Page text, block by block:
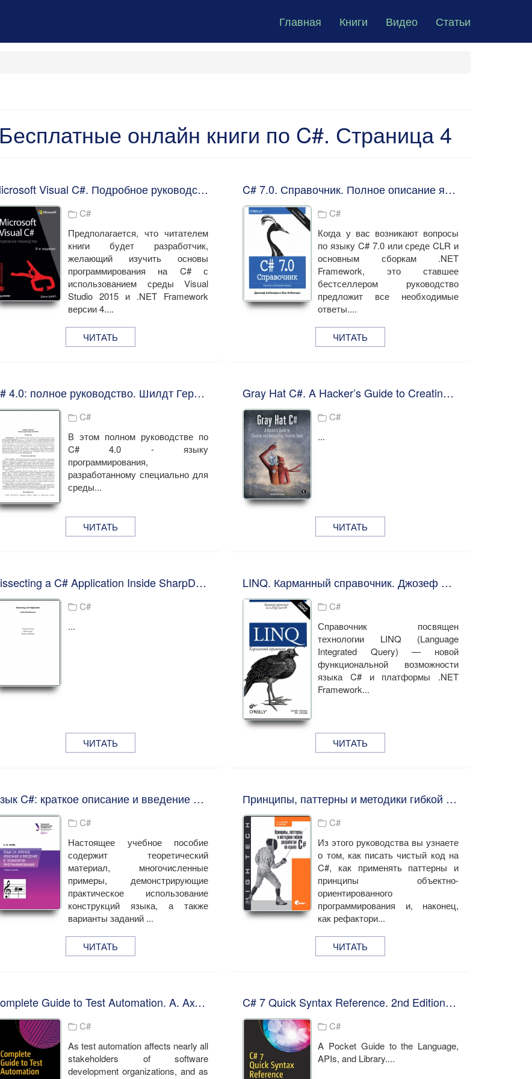
Главная Книги Видео Статьи
Бесплатные онлайн книги по C#. Страница 4
Microsoft Visual C#. Подробное руководство. Джон Шарп
C#
Предполагается, что читателем
книги будет разработчик,
желающий изучить основы
программирования на C# с
использованием среды Visual
Studio 2015 и .NET Framework
версии 4....
ЧИТАТЬ
C# 7.0. Справочник. Полное описание языка. Албахари Бен , Албахари Джозеф
C#
Когда у вас возникают вопросы
по языку C# 7.0 или среде CLR и
основным сборкам .NET
Framework, это ставшее
бестселлером руководство
предложит все необходимые
ответы....
ЧИТАТЬ
C# 4.0: полное руководство. Шилдт Герберт
C#
В этом полном руководстве по
C# 4.0 - языку
программирования,
разработанному специально для
среды...
ЧИТАТЬ
Gray Hat C#. A Hacker’s Guide to Creating and Automating Security Tools. B. Perry
C#
...
ЧИТАТЬ
Dissecting a C# Application Inside SharpDevelop. Christian Holm
C#
...
ЧИТАТЬ
LINQ. Карманный справочник. Джозеф Албахари, Бен Албахари
C#
Справочник посвящен
технологии LINQ (Language
Integrated Query) — новой
функциональной возможности
языка C# и платформы .NET
Framework...
ЧИТАТЬ
Язык C#: краткое описание и введение в технологии программирования. О. Котов
C#
Настоящее учебное пособие
содержит теоретический
материал, многочисленные
примеры, демонстрирующие
практическое использование
конструкций языка, а также
варианты заданий ...
ЧИТАТЬ
Принципы, паттерны и методики гибкой разработки на языке C#. Роберт Мартин
C#
Из этого руководства вы узнаете
о том, как писать чистый код на
C#, как применять паттерны и
принципы объектно-
ориентированного
программирования и, наконец,
как рефактори...
ЧИТАТЬ
Complete Guide to Test Automation. A. Axelrod
C#
As test automation affects nearly all
stakeholders of software
development organizations, and as
C# 7 Quick Syntax Reference. 2nd Edition. M. Olsson
C#
A Pocket Guide to the Language,
APIs, and Library....